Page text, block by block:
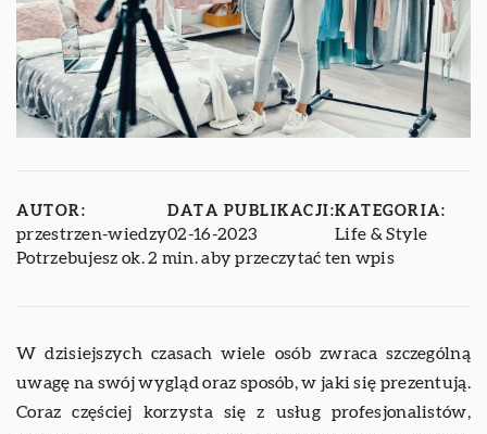
AUTOR:
przestrzen-wiedzy
DATA PUBLIKACJI:
02-16-2023
KATEGORIA:
Life & Style
Potrzebujesz ok. 2 min. aby przeczytać ten wpis
W dzisiejszych czasach wiele osób zwraca szczególną
uwagę na swój wygląd oraz sposób, w jaki się prezentują.
Coraz częściej korzysta się z usług profesjonalistów,